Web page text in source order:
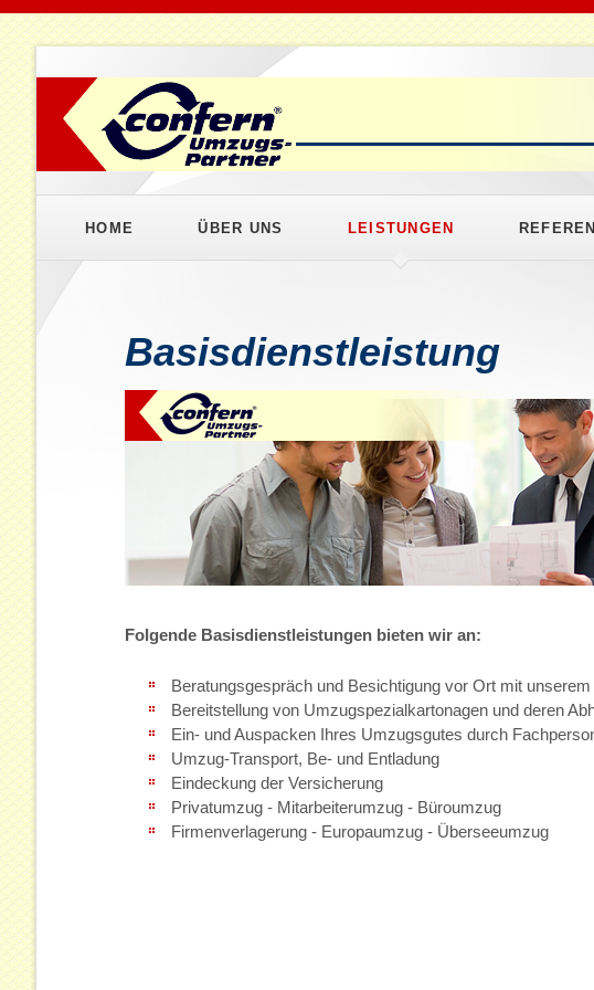
HOME ÜBER UNS LEISTUNGEN
Umzugskonzeption
Projektvorbereitung
Qualitätsmanagement
Privatumzüge
Technik
Transport
Sonderdienstleistung
Verpackung
Umzüge
Basisdienstleistung
Folgende Basisdienstleistungen bieten wir an:
Beratungsgespräch und Besichtigung vor Ort mit
Bereitstellung von Umzugspezialkartonagen und deren
Ein- und Auspacken Ihres Umzugsgutes durch
Umzug-Transport, Be- und Entladung
Eindeckung der Versicherung
Privatumzug - Mitarbeiterumzug - Büroumzug
Firmenverlagerung - Europaumzug - Überseeumzug